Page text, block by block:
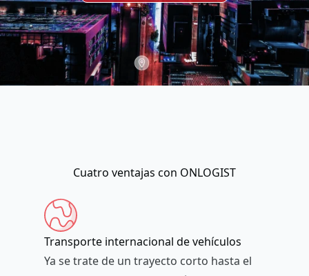
Cuatro ventajas con ONLOGIST
Transporte internacional de vehículos
Ya se trate de un trayecto corto hasta el